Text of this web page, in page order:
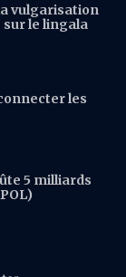
vulgarisation
sur le lingala
les
5 milliards